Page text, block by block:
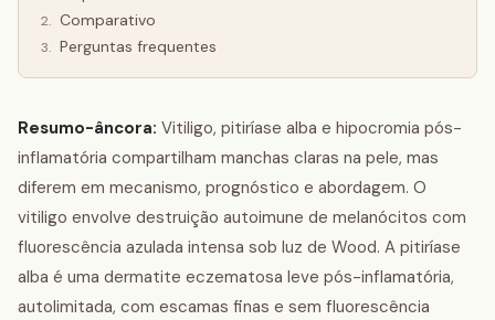
2. Comparativo
3. Perguntas frequentes
Resumo-âncora: Vitiligo, pitiríase alba e hipocromia pós-
inflamatória compartilham manchas claras na pele, mas
diferem em mecanismo, prognóstico e abordagem. O
vitiligo envolve destruição autoimune de melanócitos com
fluorescência azulada intensa sob luz de Wood. A pitiríase
alba é uma dermatite eczematosa leve pós-inflamatória,
autolimitada, com escamas finas e sem fluorescência